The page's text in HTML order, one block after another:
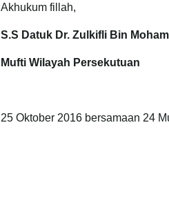
Akhukum fillah,
S.S Datuk Dr. Zulkifli Bin
Mufti Wilayah Persekutuan
25 Oktober 2016 bersamaan 24